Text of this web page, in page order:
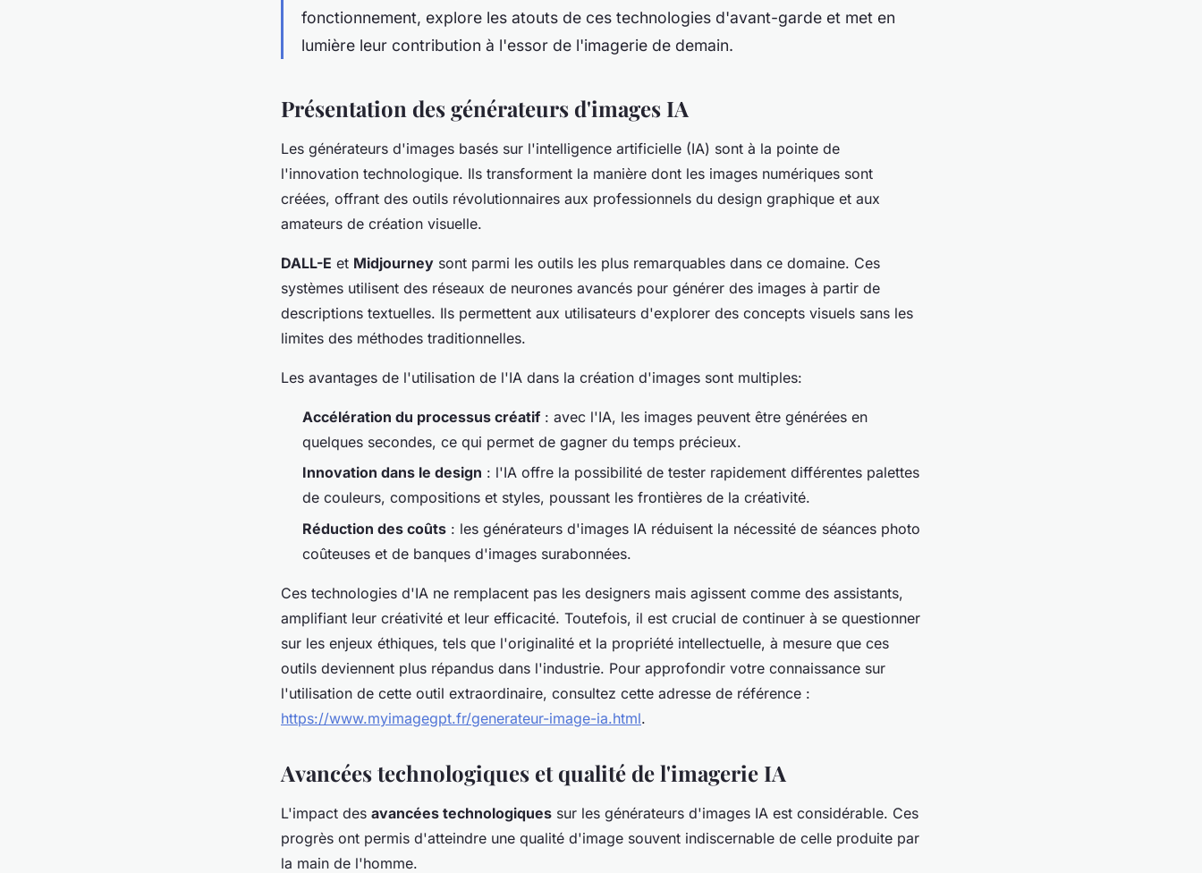
fonctionnement, explore les atouts de ces technologies d'avant-garde et met en
lumière leur contribution à l'essor de l'imagerie de demain.
Présentation des générateurs d'images IA
Les générateurs d'images basés sur l'intelligence artificielle (IA) sont à la pointe de
l'innovation technologique. Ils transforment la manière dont les images numériques sont
créées, offrant des outils révolutionnaires aux professionnels du design graphique et aux
amateurs de création visuelle.
DALL-E et Midjourney sont parmi les outils les plus remarquables dans ce domaine. Ces
systèmes utilisent des réseaux de neurones avancés pour générer des images à partir de
descriptions textuelles. Ils permettent aux utilisateurs d'explorer des concepts visuels sans les
limites des méthodes traditionnelles.
Les avantages de l'utilisation de l'IA dans la création d'images sont multiples:
Accélération du processus créatif : avec l'IA, les images peuvent être générées en
quelques secondes, ce qui permet de gagner du temps précieux.
Innovation dans le design : l'IA offre la possibilité de tester rapidement différentes palettes
de couleurs, compositions et styles, poussant les frontières de la créativité.
Réduction des coûts : les générateurs d'images IA réduisent la nécessité de séances photo
coûteuses et de banques d'images surabonnées.
Ces technologies d'IA ne remplacent pas les designers mais agissent comme des assistants,
amplifiant leur créativité et leur efficacité. Toutefois, il est crucial de continuer à se questionner
sur les enjeux éthiques, tels que l'originalité et la propriété intellectuelle, à mesure que ces
outils deviennent plus répandus dans l'industrie. Pour approfondir votre connaissance sur
l'utilisation de cette outil extraordinaire, consultez cette adresse de référence :
https://www.myimagegpt.fr/generateur-image-ia.html.
Avancées technologiques et qualité de l'imagerie IA
L'impact des avancées technologiques sur les générateurs d'images IA est considérable. Ces
progrès ont permis d'atteindre une qualité d'image souvent indiscernable de celle produite par
la main de l'homme.